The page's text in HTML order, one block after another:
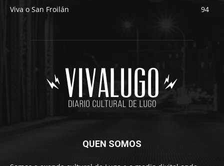
Viva o San Froilán
94
QUEN SOMOS